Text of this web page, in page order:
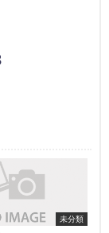
未分類